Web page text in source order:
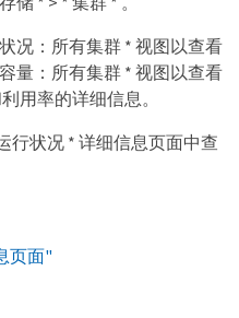
况：所有集群 * 视图以查看
量：所有集群 * 视图以查看
用率的详细信息。
行状况 * 详细信息页面中查
页面"